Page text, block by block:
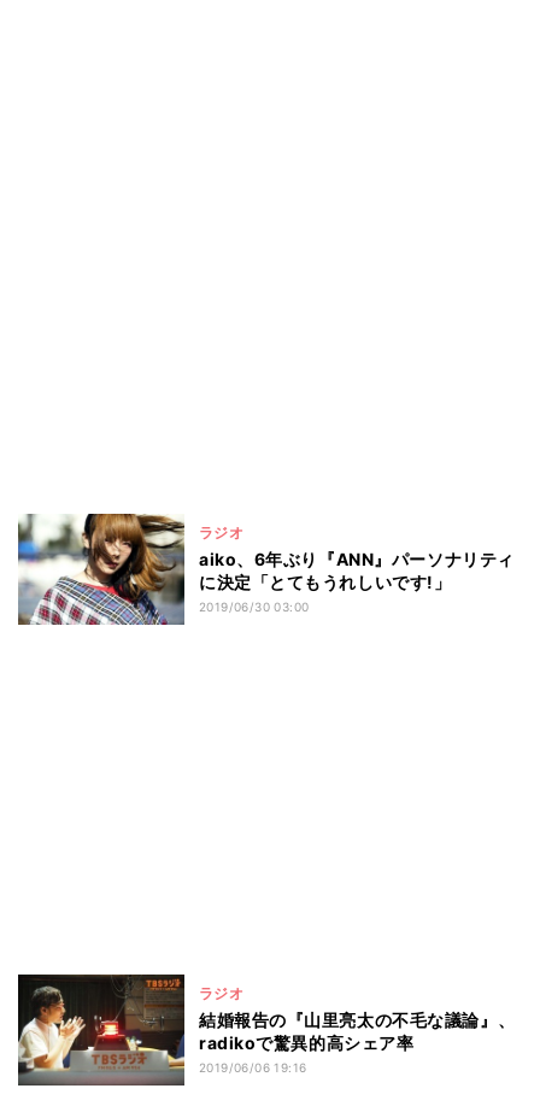
ラジオ
aiko、6年ぶり『ANN』パーソナリティ
に決定「とてもうれしいです!」
2019/06/30 03:00
ラジオ
結婚報告の『山里亮太の不毛な議論』、
radikoで驚異的高シェア率
2019/06/06 19:16